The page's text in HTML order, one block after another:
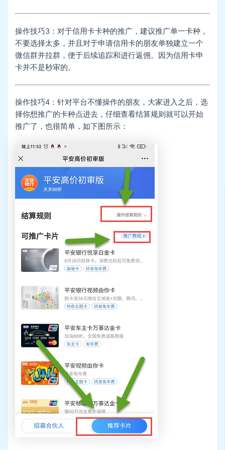
操作技巧3：对于信用卡卡种的推广，建议推广单一卡种，
不要选择太多，并且对于申请信用卡的朋友单独建立一个
微信群并拉群，便于后续追踪和进行返佣。因为信用卡申
卡并不是秒审的。
操作技巧4：针对平台不懂操作的朋友，大家进入之后，选
择你想推广的卡种点进去，仔细查看结算规则就可以开始
推广了，也很简单，如下图所示：